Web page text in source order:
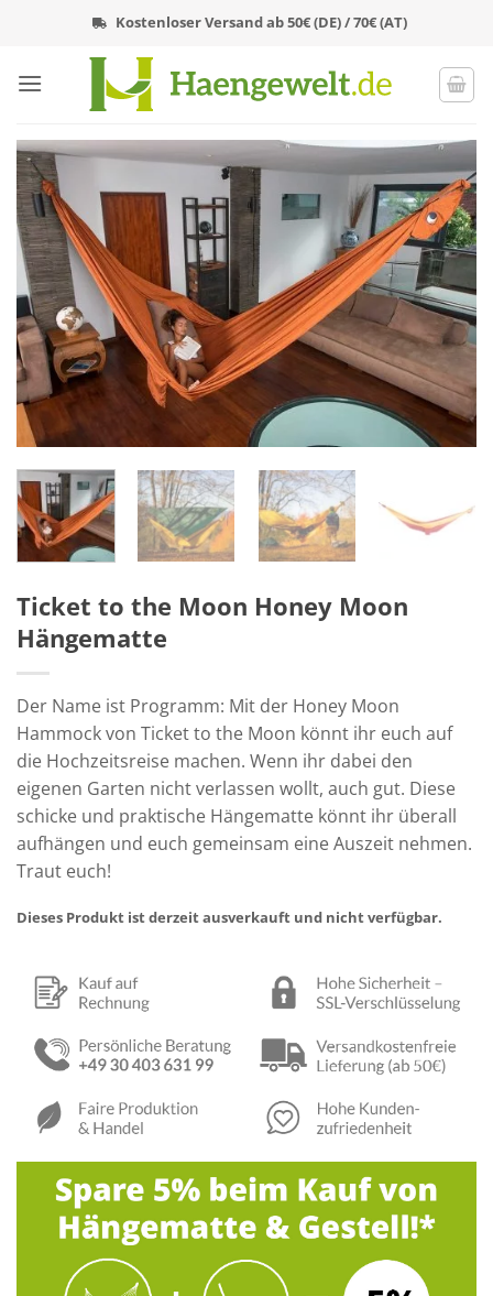
Kostenloser Versand ab 50€ (DE) / 70€ (AT)
Ticket to the Moon Honey Moon
Hängematte
Der Name ist Programm: Mit der Honey Moon
Hammock von Ticket to the Moon könnt ihr euch auf
die Hochzeitsreise machen. Wenn ihr dabei den
eigenen Garten nicht verlassen wollt, auch gut. Diese
schicke und praktische Hängematte könnt ihr überall
aufhängen und euch gemeinsam eine Auszeit nehmen.
Traut euch!
Dieses Produkt ist derzeit ausverkauft und nicht verfügbar.